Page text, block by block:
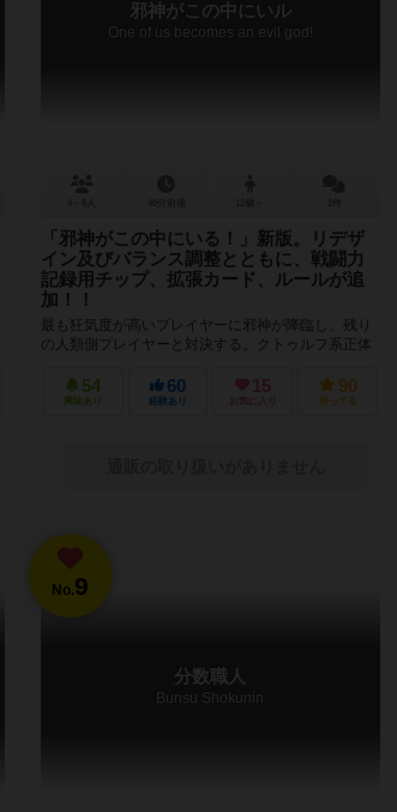
邪神がこの中にいル
One of us becomes an evil god!
「邪神がこの中にいる！」新版。リデザ
イン及びバランス調整とともに、戦闘力
記録用チップ、拡張カード、ルールが追
加！！
最も狂気度が高いプレイヤーに邪神が降臨し、残り
の人類側プレイヤーと対決する。クトゥルフ系正体
復活。 カードのリデザイン、ゲーム...
54
興味あり
60
経験あり
15
お気に入り
90
持ってる
No.9
分数職人
Bunsu Shokunin